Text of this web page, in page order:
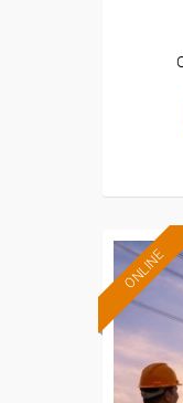
ONLINE